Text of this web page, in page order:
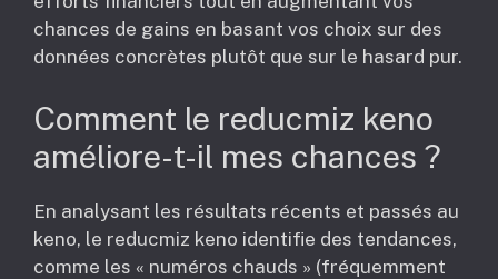
chances de gains en basant vos choix sur des
données concrètes plutôt que sur le hasard pur.
Comment le reducmiz keno
améliore-t-il mes chances ?
En analysant les résultats récents et passés au
keno, le reducmiz keno identifie des tendances,
comme les « numéros chauds » (fréquemment